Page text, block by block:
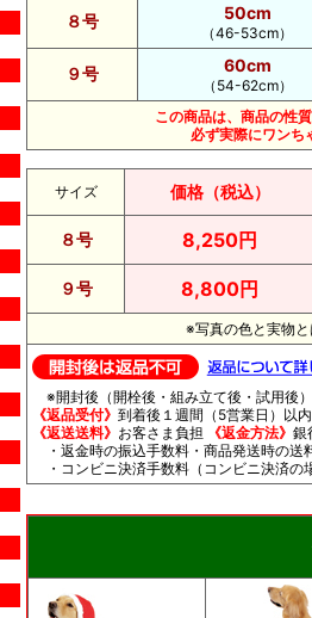
８号 50cm
（46-53cm）
９号 60cm
（54-62cm）
この商品は、商品の性
必ず実際にワンち
サイズ 価格（税込）
８号 8,250円
９号 8,800円
※写真の色と実物
※開封後（開栓後・組み立て後・試用後
《返品受付》 到着後１週間（5営業日）以内
《返送送料》 お客さま負担 《返金方法》 銀
・返金時の振込手数料・商品発送時の
・コンビニ決済手数料（コンビニ決済の